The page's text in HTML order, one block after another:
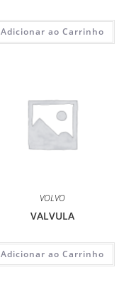
Adicionar ao Carrinho
VOLVO
VALVULA
Adicionar ao Carrinho